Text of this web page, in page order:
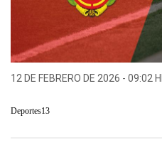
12 DE FEBRERO DE 2026 - 09:02
Deportes13